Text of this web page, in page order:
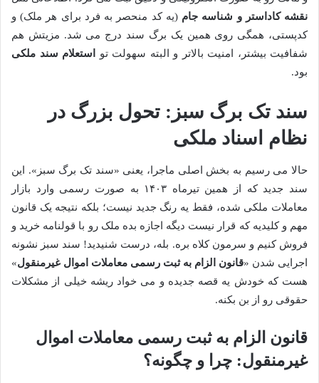
نقشه کاداستر و شناسه جام (یه کد منحصر به فرد برای هر ملک) و
کدپستی، همگی روی همین یک برگ سند درج می شد. مزیتش هم
شفافیت بیشتر، امنیت بالاتر و البته سهولت تو
استعلام سند ملکی
بود.
سند تک برگ سبز: تحول بزرگ در
نظام اسناد ملکی
حالا می رسیم به بخش اصلی ماجرا، یعنی «سند تک برگ سبز». این
سند جدید که از همین تیرماه ۱۴۰۳ به صورت رسمی وارد بازار
معاملات ملکی شده، فقط یه رنگ جدید نیست؛ بلکه نتیجه یک قانون
مهم و کلیدیه که قرار نیست دیگه اجازه بده ملک رو با قولنامه خرید و
فروش کنیم و سرمون کلاه بره. بله، درست شنیدید! سند سبز نشونه
اجرایی شدن «قانون الزام به ثبت رسمی معاملات اموال غیرمنقول»
هست که خودش یه قصه جدیده و می خواد ریشه خیلی از مشکلات
حقوقی رو از بن بکنه.
قانون الزام به ثبت رسمی معاملات اموال
غیرمنقول: چرا و چگونه؟